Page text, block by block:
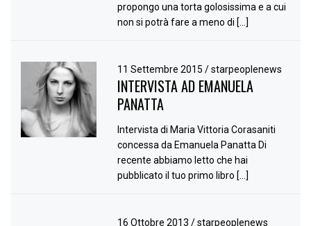
propongo una torta golosissima e a cui
non si potrà fare a meno di […]
11 Settembre 2015/ starpeoplenews
INTERVISTA AD EMANUELA
PANATTA
Intervista di Maria Vittoria Corasaniti
concessa da Emanuela Panatta Di
recente abbiamo letto che hai
pubblicato il tuo primo libro […]
16 Ottobre 2013/ starpeoplenews